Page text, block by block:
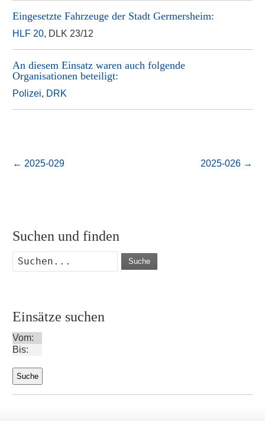
Eingesetzte Fahrzeuge der Stadt Germersheim:
HLF 20, DLK 23/12
An diesem Einsatz waren auch folgende
Organisationen beteiligt:
Polizei, DRK
← 2025-029 2025-026 →
Suchen und finden
Suche
Einsätze suchen
Vom:
Bis: